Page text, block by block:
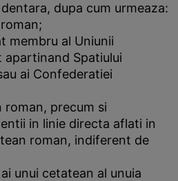
dupa cum urmeaza:
membru al Uniunii
apartinand Spatiului
ai Confederatiei
roman, precum si
in linie directa aflati in
roman, indiferent de
unui cetatean al unuia